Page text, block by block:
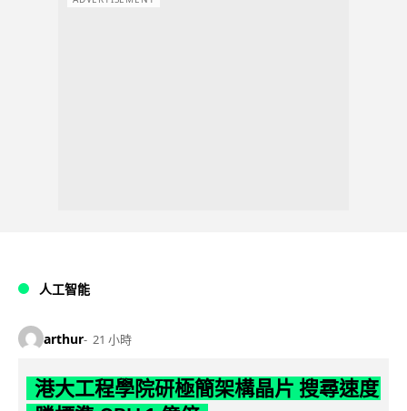
人工智能
arthur 21 小時
港大工程學院研極簡架構晶片 搜尋速度